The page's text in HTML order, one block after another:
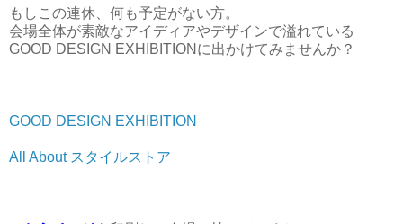
もしこの連休、何も予定がない方。
会場全体が素敵なアイディアやデザインで溢れている
GOOD DESIGN EXHIBITIONに出かけてみませんか？
GOOD DESIGN EXHIBITION
All About スタイルストア